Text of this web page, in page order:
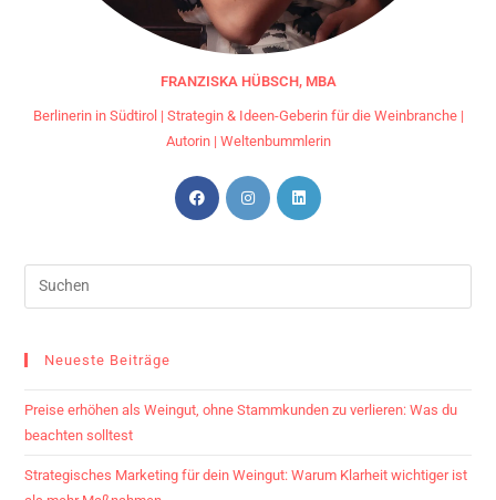
FRANZISKA HÜBSCH, MBA
Berlinerin in Südtirol | Strategin & Ideen-Geberin für die Weinbranche |
Autorin | Weltenbummlerin
Neueste Beiträge
Preise erhöhen als Weingut, ohne Stammkunden zu verlieren: Was du
beachten solltest
Strategisches Marketing für dein Weingut: Warum Klarheit wichtiger ist